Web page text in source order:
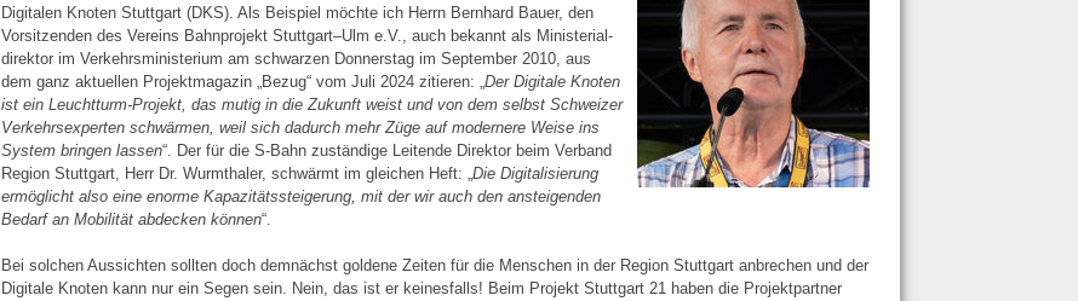
Digitalen Knoten Stuttgart (DKS). Als Beispiel möchte ich Herrn Bernhard Bauer, den
Vorsitzenden des Vereins Bahnprojekt Stuttgart–Ulm e.V., auch bekannt als Ministerial­
direktor im Verkehrsministerium am schwarzen Donnerstag im September 2010, aus
dem ganz aktuellen Projektmagazin „Bezug“ vom Juli 2024 zitieren: „ Der Digitale Knoten
ist ein Leuchtturm-Projekt, das mutig in die Zukunft weist und von dem selbst Schweizer
Verkehrsexperten schwärmen, weil sich dadurch mehr Züge auf modernere Weise ins
System bringen lassen“. Der für die S-Bahn zuständige Leitende Direktor beim Verband
Region Stuttgart, Herr Dr. Wurmthaler, schwärmt im gleichen Heft: „ Die Digitalisierung
ermöglicht also eine enorme Kapazitätssteigerung, mit der wir auch den ansteigenden
Bedarf an Mobilität abdecken können“.
Bei solchen Aussichten sollten doch demnächst goldene Zeiten für die Menschen in der Region Stuttgart anbrechen und der
Digitale Knoten kann nur ein Segen sein. Nein, das ist er keinesfalls! Beim Projekt Stuttgart 21 haben die Projektpartner